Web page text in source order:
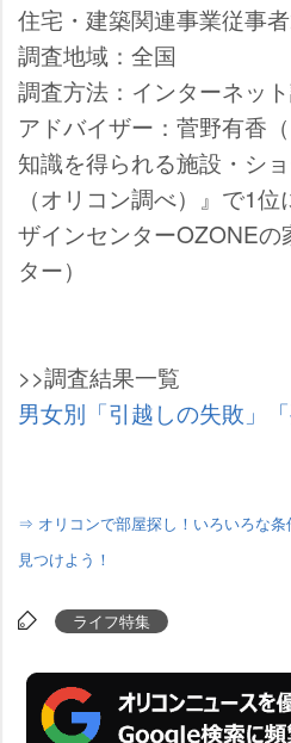
住宅・建築関連事業従事
調査地域：全国
調査方法：インターネッ
アドバイザー：菅野有香
知識を得られる施設・シ
（オリコン調べ）』で1
ザインセンターOZONEの
ター）
>>調査結果一覧
男女別「引越しの失敗」
⇒ オリコンで部屋探し！いろいろな
見つけよう！
ライフ特集